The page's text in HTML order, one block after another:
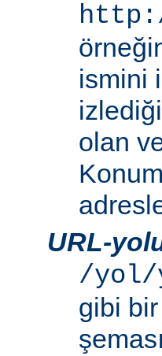
ismini
olan
URL-
/yol/
gibi bir